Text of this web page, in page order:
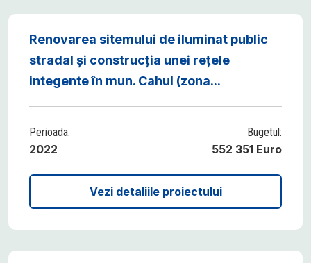
Renovarea sitemului de iluminat public
stradal și construcția unei rețele
integente în mun. Cahul (zona...
Perioada:
2022
Bugetul:
552 351 Euro
Vezi detaliile proiectului